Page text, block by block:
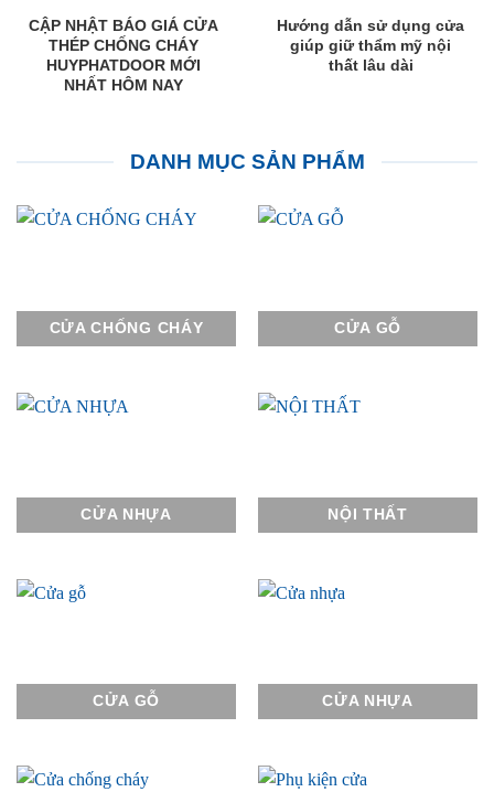
CẬP NHẬT BÁO GIÁ CỬA
THÉP CHỐNG CHÁY
HUYPHATDOOR MỚI
NHẤT HÔM NAY
Hướng dẫn sử dụng cửa
giúp giữ thẩm mỹ nội
thất lâu dài
DANH MỤC SẢN PHẨM
CỬA CHỐNG CHÁY CỬA GỖ
CỬA NHỰA NỘI THẤT
CỬA GỖ CỬA NHỰA